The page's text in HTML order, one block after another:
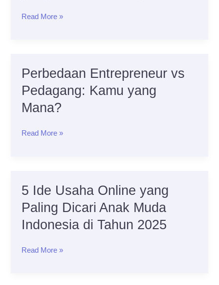
Manfaat
Dapatkan
Read More »
Perbedaan Entrepreneur vs
Pedagang: Kamu yang
Mana?
Perbedaan
Entrepreneur
vs
Pedagang:
yang
Read More »
5 Ide Usaha Online yang
Paling Dicari Anak Muda
Indonesia di Tahun 2025
5
Usaha
Online
Paling
Read More »